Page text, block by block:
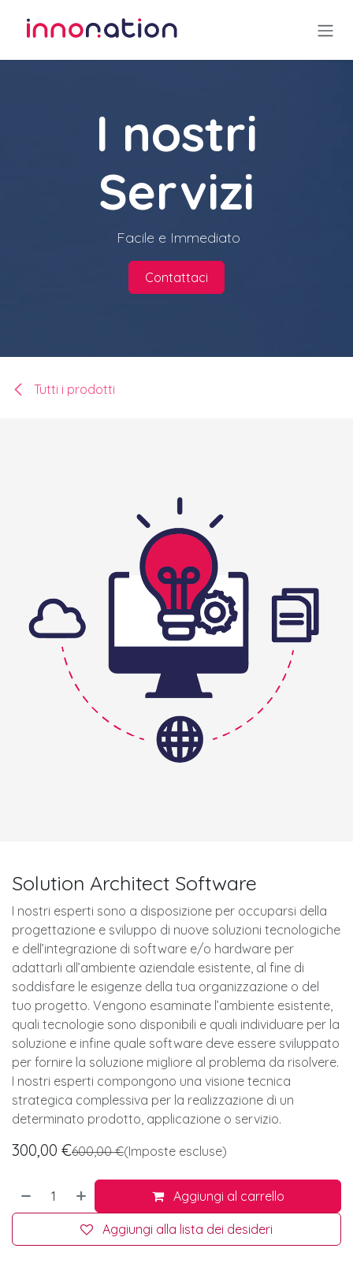
I nostri
Servizi
Facile e Immediato
Contattaci
Tutti i prodotti
Solution Architect Software
I nostri esperti sono a disposizione per occuparsi della
progettazione e sviluppo di nuove soluzioni tecnologiche
e dell’integrazione di software e/o hardware per
adattarli all’ambiente aziendale esistente, al fine di
soddisfare le esigenze della tua organizzazione o del
tuo progetto. Vengono esaminate l’ambiente esistente,
quali tecnologie sono disponibili e quali individuare per la
soluzione e infine quale software deve essere sviluppato
per fornire la soluzione migliore al problema da risolvere.
I nostri esperti compongono una visione tecnica
strategica complessiva per la realizzazione di un
determinato prodotto, applicazione o servizio.
300,00 €600,00€(Imposte escluse)
Aggiungi al carrello
Aggiungi alla lista dei desideri